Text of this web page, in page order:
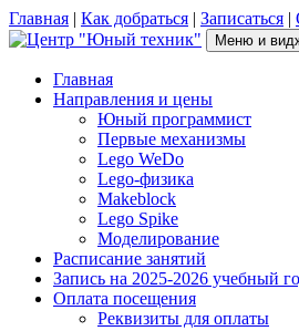
Перейти
к
Главная | Как добраться | Записаться |
Центр "Юный техник"
г. Псков, Рижский пр-т, д.16, каб. 210
Меню и
Главная
Направления и цены
Юный программист
Первые механизмы
Lego WeDo
Lego-физика
Makeblock
Lego Spike
Моделирование
Расписание занятий
Запись на 2025-2026 учебный
Оплата посещения
Реквизиты для оплаты